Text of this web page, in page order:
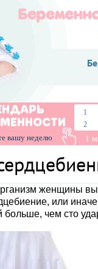
вашу неделю
1
2
1
женщины
или
больше, чем сто